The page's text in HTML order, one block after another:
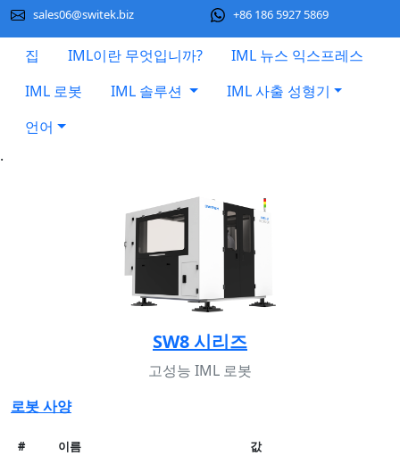
sales06@switek.biz +86 186 5927 5869
집 IML이란 무엇입니까?
IML 뉴스 익스프레스
IML 로봇
IML 솔루션
IML 사출 성형기
언어
.
SW8 시리즈
고성능 IML 로봇
로봇 사양
# 이름
값